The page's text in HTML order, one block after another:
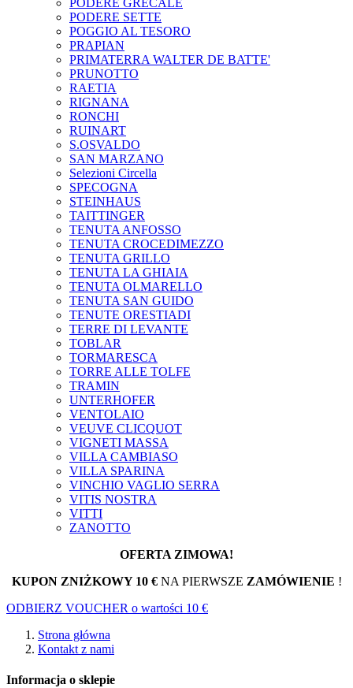
PODERE GRECALE
PODERE SETTE
POGGIO AL TESORO
PRAPIAN
PRIMATERRA WALTER DE BATTE'
PRUNOTTO
RAETIA
RIGNANA
RONCHI
RUINART
S.OSVALDO
SAN MARZANO
Selezioni Circella
SPECOGNA
STEINHAUS
TAITTINGER
TENUTA ANFOSSO
TENUTA CROCEDIMEZZO
TENUTA GRILLO
TENUTA LA GHIAIA
TENUTA OLMARELLO
TENUTA SAN GUIDO
TENUTE ORESTIADI
TERRE DI LEVANTE
TOBLAR
TORMARESCA
TORRE ALLE TOLFE
TRAMIN
UNTERHOFER
VENTOLAIO
VEUVE CLICQUOT
VIGNETI MASSA
VILLA CAMBIASO
VILLA SPARINA
VINCHIO VAGLIO SERRA
VITIS NOSTRA
VITTI
ZANOTTO
OFERTA ZIMOWA!
KUPON ZNIŻKOWY 10 €NA PIERWSZE ZAMÓWIENIE !
ODBIERZ VOUCHER o wartości 10 €
Strona główna
Kontakt z nami
Informacja o sklepie